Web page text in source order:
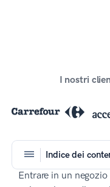
I nostri
Indice dei
Entrare in un